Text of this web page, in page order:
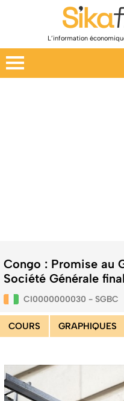
L’information
Congo : Promise au
Société Générale
CI0000000030 - SGBC
COURS GRAPHIQUES